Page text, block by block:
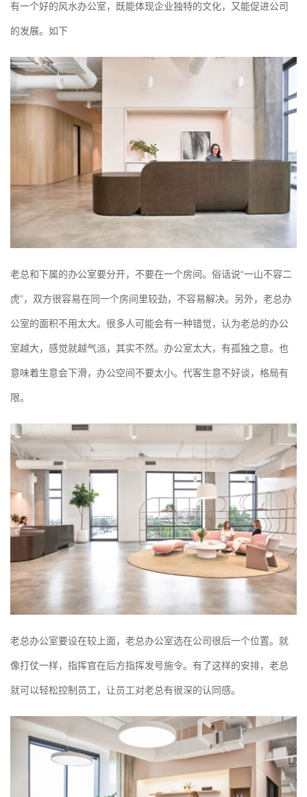
有一个好的风水办公室，既能体现企业独特的文化，又能促进公司
的发展。如下
老总和下属的办公室要分开，不要在一个房间。俗话说“一山不容二
虎”，双方很容易在同一个房间里较劲，不容易解决。另外，老总办
公室的面积不用太大。很多人可能会有一种错觉，认为老总的办公
室越大，感觉就越气派，其实不然。办公室太大，有孤独之意。也
意味着生意会下滑，办公空间不要太小。代客生意不好谈，格局有
限。
老总办公室要设在较上面，老总办公室选在公司很后一个位置。就
像打仗一样，指挥官在后方指挥发号施令。有了这样的安排，老总
就可以轻松控制员工，让员工对老总有很深的认同感。